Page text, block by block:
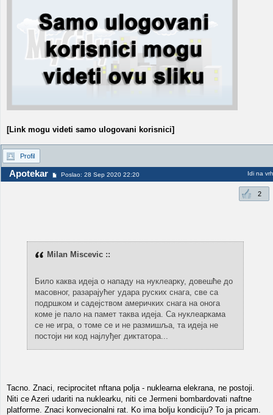
[Link mogu videti samo ulogovani korisnici]
Profil
Apotekar Poslao: 28 Sep 2020 22:20 Idi na vrh
2
Milan Miscevic ::
Било каква идеја о нападу на нуклеарку, довешће до
масовног, разарајућег удара руских снага, све са
подршком и садејством америчких снага на онога
коме је пало на памет таква идеја. Са нуклеаркама
се не игра, о томе се и не размишља, та идеја не
постоји ни код најлуђег диктатора...
Tacno. Znaci, reciprocitet nftana polja - nuklearna elekrana, ne postoji.
Niti ce Azeri udariti na nuklearku, niti ce Jermeni bombardovati naftne
platforme. Znaci konvecionalni rat. Ko ima bolju kondiciju? To ja pricam.